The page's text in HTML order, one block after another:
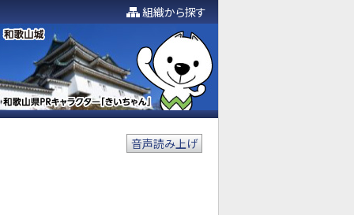
組織から探す
音声読み上げ